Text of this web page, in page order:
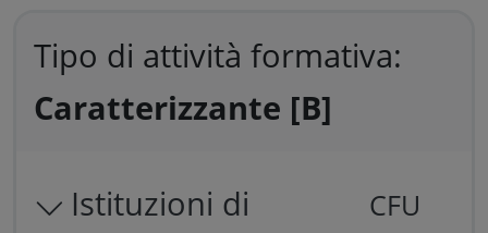
Tipo di attività formativa:
Caratterizzante [B]
Istituzioni di
CFU